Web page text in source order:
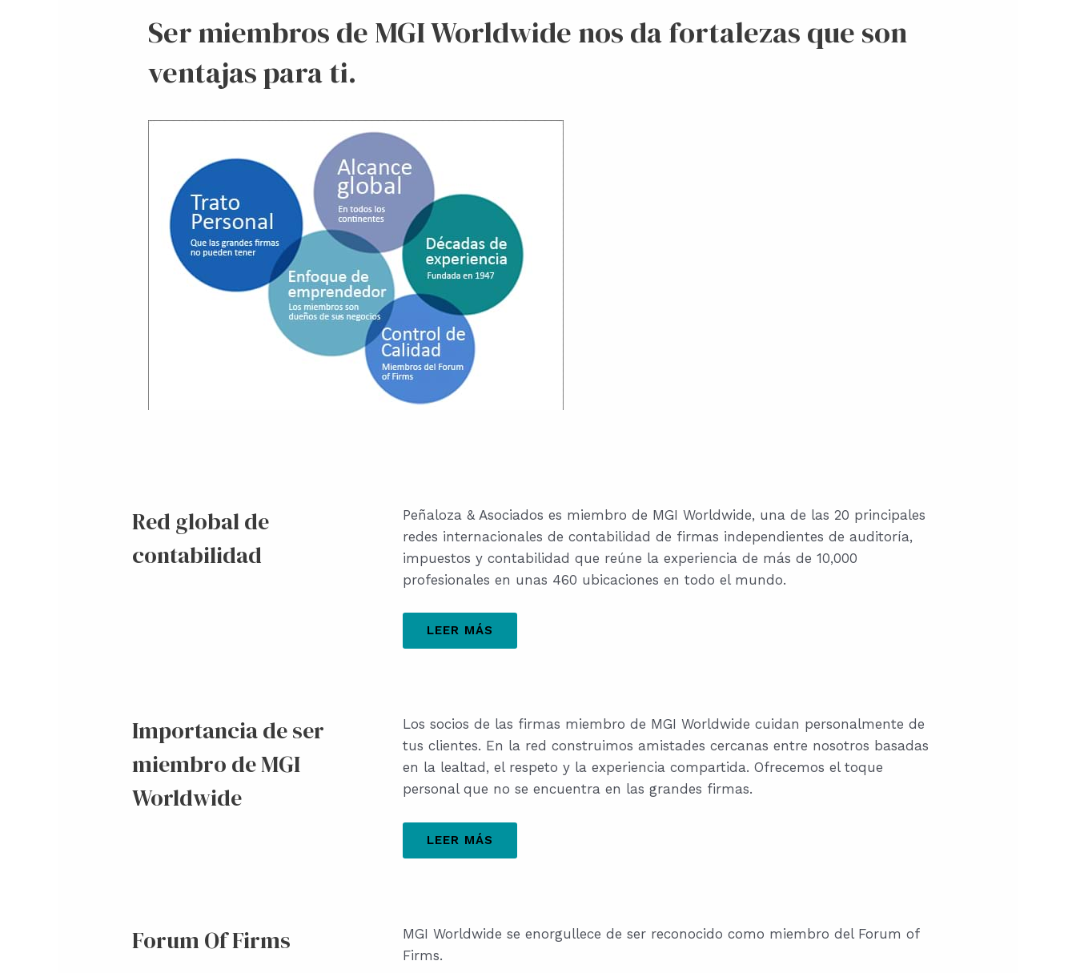
Ser miembros de MGI Worldwide nos da fortalezas que son
ventajas para ti.
Red global de
contabilidad
Peñaloza & Asociados es miembro de MGI Worldwide, una de las 20 principales
redes internacionales de contabilidad de firmas independientes de auditoría,
impuestos y contabilidad que reúne la experiencia de más de 10,000
profesionales en unas 460 ubicaciones en todo el mundo.
LEER MÁS
Importancia de ser
miembro de MGI
Worldwide
Los socios de las firmas miembro de MGI Worldwide cuidan personalmente de
tus clientes. En la red construimos amistades cercanas entre nosotros basadas
en la lealtad, el respeto y la experiencia compartida. Ofrecemos el toque
personal que no se encuentra en las grandes firmas.
LEER MÁS
Forum Of Firms
MGI Worldwide se enorgullece de ser reconocido como miembro del Forum of
Firms.